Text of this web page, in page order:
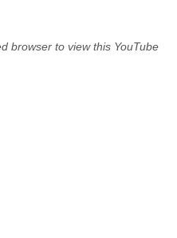
browser to view this YouTube